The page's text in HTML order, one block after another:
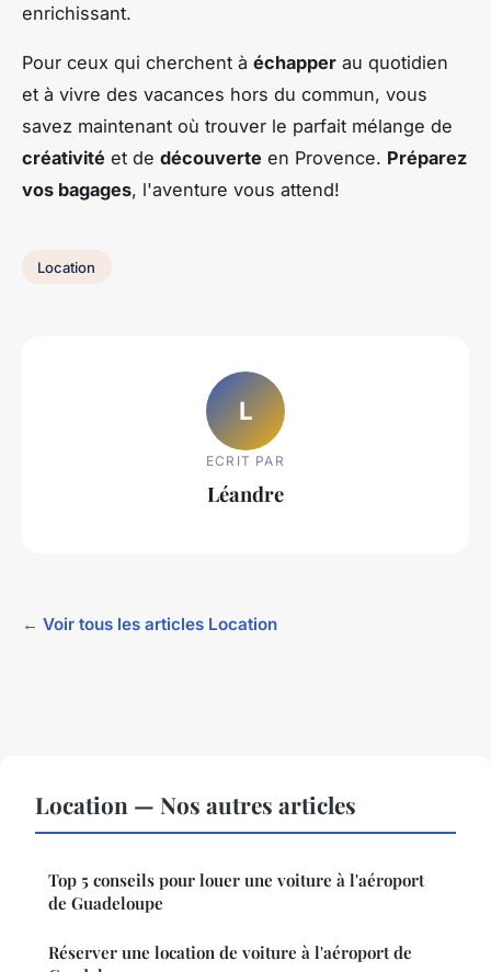
enrichissant.
Pour ceux qui cherchent à échapper au quotidien
et à vivre des vacances hors du commun, vous
savez maintenant où trouver le parfait mélange de
créativité et de découverte en Provence. Préparez
vos bagages, l'aventure vous attend!
Location
L
ECRIT PAR
Léandre
← Voir tous les articles Location
Location — Nos autres articles
Top 5 conseils pour louer une voiture à l'aéroport
de Guadeloupe
Réserver une location de voiture à l'aéroport de